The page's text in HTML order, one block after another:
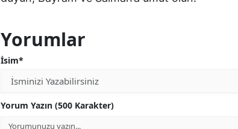
Yorumlar
İsim*
Yorum Yazın (500 Karakter)